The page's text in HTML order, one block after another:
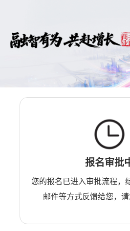
报名审批
您的报名已进入审批流程，
邮件等方式反馈给您，请